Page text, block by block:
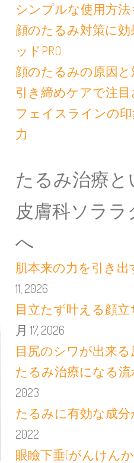
シンプルな使用方
顔のたるみ対策に
ッドPRO
顔のたるみの原因と
引き締めケアで注
フェイスラインの
力
たるみ治療
皮膚科ソララ
へ
肌本来の力を引き出
11, 2026
目立たず叶える顔
月 17, 2026
目尻のシワが出来る
たるみ治療になる流
2023
たるみに有効な成分
2022
眼瞼下垂(がんけん